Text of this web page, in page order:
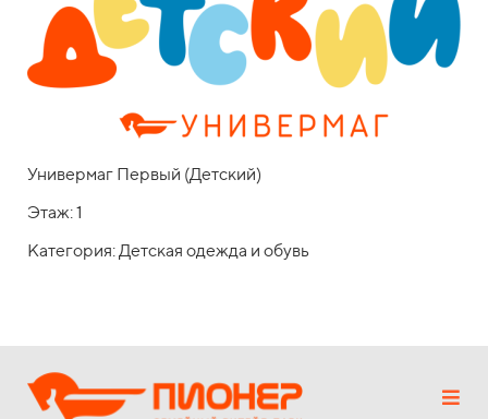
Универмаг Первый (Детский)
Этаж: 1
Категория: Детская одежда и обувь